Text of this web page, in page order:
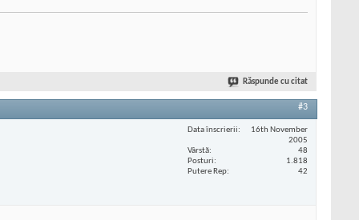
Răspunde cu citat
#3
Data înscrierii
16th November
2005
Vârstă
48
Posturi
1.818
Putere Rep
42